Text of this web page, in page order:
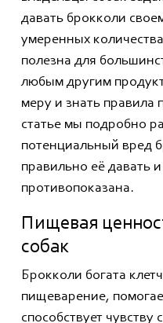
давать брокколи
умеренных
полезна для
любым другим
меру и знать правила
статье мы подробно
потенциальный вред
правильно её давать
противопоказана.
Пищевая
собак
Брокколи богата
пищеварение,
способствует чувству